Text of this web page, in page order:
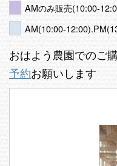
AMのみ販売(10:00-
AM(10:00-
おはよう農園でのご
予約お願いします